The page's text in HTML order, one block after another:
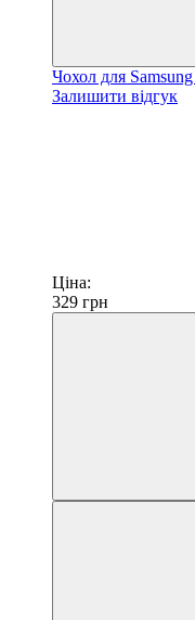
Чохол для
Залишити відгук
Ціна:
329 грн